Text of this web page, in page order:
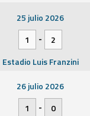
25 julio 2026
1
-
2
Estadio Luis Franzini
26 julio 2026
1
-
0